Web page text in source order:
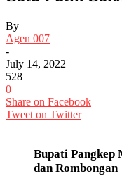
By
Agen 007
-
July 14, 2022
528
0
Share on Facebook
Tweet on Twitter
Bupati Pangkep
dan Rombongan